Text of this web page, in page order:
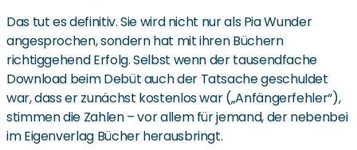
Das tut es definitiv. Sie wird nicht nur als Pia Wunder
angesprochen, sondern hat mit ihren Büchern
richtiggehend Erfolg. Selbst wenn der tausendfache
Download beim Debüt auch der Tatsache geschuldet
war, dass er zunächst kostenlos war („Anfängerfehler“),
stimmen die Zahlen – vor allem für jemand, der nebenbei
im Eigenverlag Bücher herausbringt.